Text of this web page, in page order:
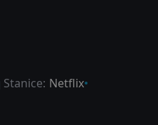
Netflix